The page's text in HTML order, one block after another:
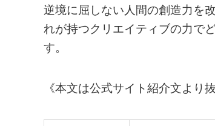
逆境に屈しない人間の創造力を
れが持つクリエイティブの力で
す。
《本文は公式サイト紹介文より抜